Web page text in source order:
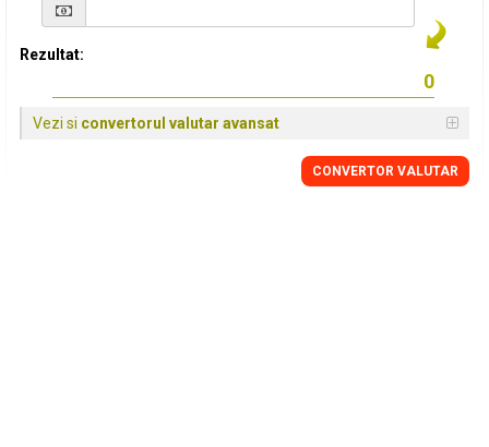
Rezultat:
Vezi si convertorul valutar avansat
CONVERTOR VALUTAR